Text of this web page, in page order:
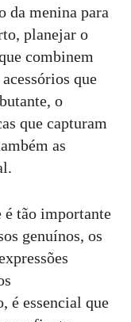
da menina para
planejar o
combinem
que
o
que capturam
as
é tão importante
genuínos, os
é essencial que